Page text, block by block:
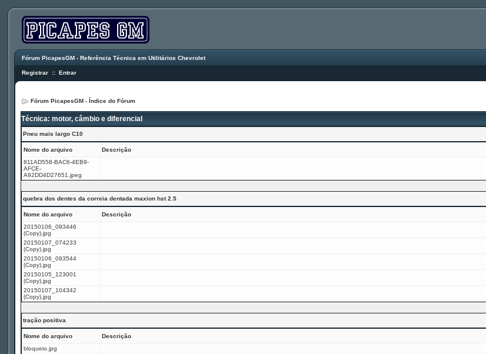
Fórum PicapesGM - Referência Técnica em Utilitários Chevrolet
Registrar :: Entrar
Fórum PicapesGM - Índice do Fórum
Técnica: motor, câmbio e diferencial
Pneu mais largo C10
Nome do arquivo Descrição
811AD558-BAC6-4EB9-
AFCE-
A92DD4D27651.jpeg
quebra dos dentes da correia dentada maxion hst 2.5
Nome do arquivo Descrição
20150106_093446
(Copy).jpg
20150107_074233
(Copy).jpg
20150106_093544
(Copy).jpg
20150105_123001
(Copy).jpg
20150107_104342
(Copy).jpg
tração positiva
Nome do arquivo Descrição
bloqueio.jpg